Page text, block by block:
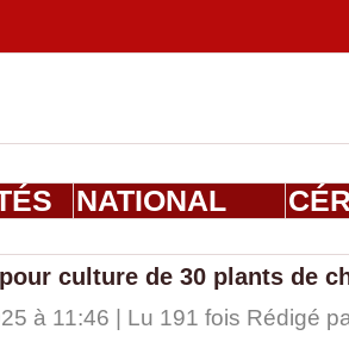
NATIONAL
culture de 30 plants de
à 11:46 | Lu 191 fois Rédigé